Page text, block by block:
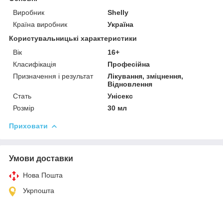
Виробник
Shelly
Країна виробник
Україна
Користувальницькі характеристики
Вік
16+
Класифікація
Професійна
Призначення і результат
Лікування, зміцнення,
Відновлення
Стать
Унісекс
Розмір
30 мл
Приховати
Умови доставки
Нова Пошта
Укрпошта